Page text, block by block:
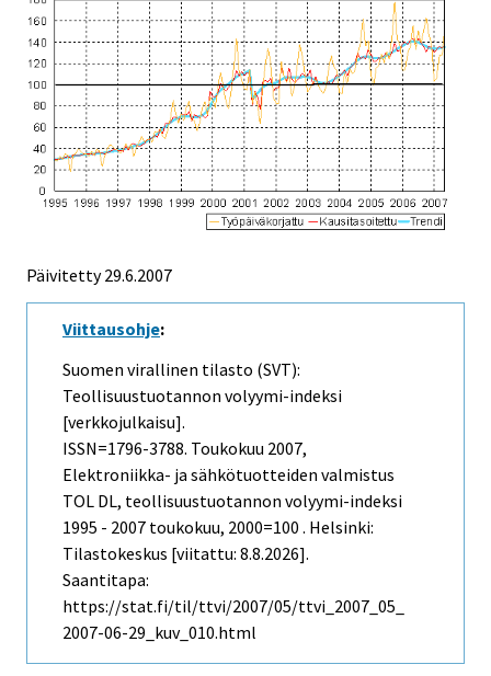
Päivitetty29.6.2007
Viittausohje:
Suomen virallinen tilasto (SVT):
Teollisuustuotannon volyymi-indeksi
[verkkojulkaisu].
ISSN=1796-3788. Toukokuu 2007,
Elektroniikka- ja sähkötuotteiden valmistus
TOL DL, teollisuustuotannon volyymi-indeksi
1995 - 2007 toukokuu, 2000=100 . Helsinki:
Tilastokeskus [viitattu: 8.8.2026].
Saantitapa:
https://stat.fi/til/ttvi/2007/05/ttvi_2007_05_
2007-06-29_kuv_010.html